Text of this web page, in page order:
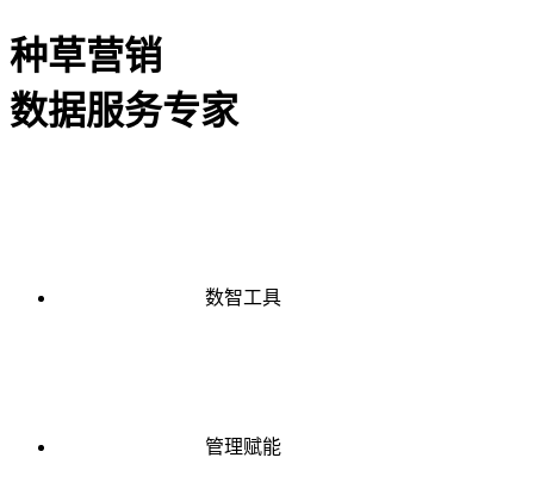
种草营销
数据服务专家
数智工具
管理赋能